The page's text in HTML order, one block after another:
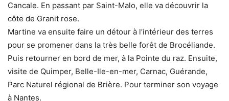
Cancale. En passant par Saint-Malo, elle va découvrir la
côte de Granit rose.
Martine va ensuite faire un détour à l’intérieur des terres
pour se promener dans la très belle forêt de Brocéliande.
Puis retourner en bord de mer, à la Pointe du raz. Ensuite,
visite de Quimper, Belle-Ile-en-mer, Carnac, Guérande,
Parc Naturel régional de Brière. Pour terminer son voyage
à Nantes.